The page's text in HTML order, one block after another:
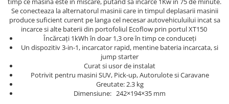
PWM
Convertoare de tensiune
Sisteme de stocare energie
LiFePO4
Pachete complete stocare energie
Sisteme de Stocare Comerciale
Sisteme fotovoltaice complete
Se conecteaza la alternatorul masinii care in timpul deplasarii masinii
produce suficient curent pe langa cel necesar autovehiculuilui incat sa
incarce si alte baterii din portofoliul Ecoflow prin portul XT150
Încărcați 1kWh în doar 1,3 ore în timp ce conduceți
Un dispozitiv 3-in-1, incarcator rapid, mentine bateria incarcata, si
jump starter
Curat si usor de instalat
Potrivit pentru masini SUV, Pick-up, Autorulote si Caravane
Greutate: 2.3 kg
Dimensiune: 242×194×35 mm